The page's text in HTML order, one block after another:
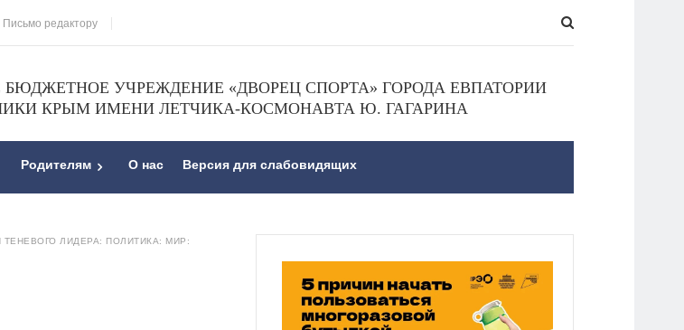
Письмо редактору
УЧРЕЖДЕНИЕ «ДВОРЕЦ СПОРТА» ГОРОДА ЕВПАТОРИИ
КРЫМ ИМЕНИ ЛЕТЧИКА-КОСМОНАВТА Ю. ГАГАРИНА
Родителям О нас Версия для слабовидящих
ЛИДЕРА: ПОЛИТИКА: МИР: